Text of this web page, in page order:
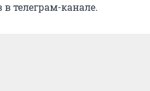
телеграм-канале.